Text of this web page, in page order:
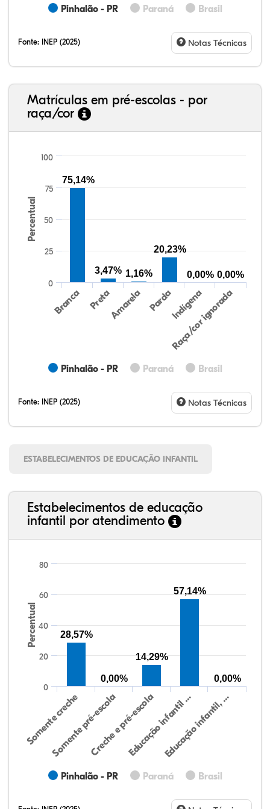
Pinhalão - PR Paraná Brasil
Fonte: INEP (2025) Notas Técnicas
Matrículas em pré-escolas - por
raça/cor
Percentual
Pinhalão - PR Paraná Brasil
Branca PretaAmarela PardaIndígena
Raça/cor ignorada
0
25
50
75
100
75,14%
3,47% 1,16%
20,23%
0,00% 0,00%
Fonte: INEP (2025) Notas Técnicas
ESTABELECIMENTOS DE EDUCAÇÃO INFANTIL
Estabelecimentos de educação
infantil por atendimento
Percentual
Pinhalão - PR Paraná Brasil
Somente creche
Somente pré-escolaCreche e pré-escolaEducação infantil …Educação infantil, …
0
20
40
60
80
28,57%
0,00%
14,29%
57,14%
0,00%